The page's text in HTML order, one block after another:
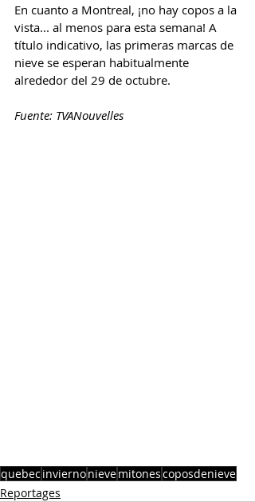
En cuanto a Montreal, ¡no hay copos a la
vista... al menos para esta semana! A
título indicativo, las primeras marcas de
nieve se esperan habitualmente
alrededor del 29 de octubre.
Fuente: TVANouvelles
quebec inviernonievemitonescoposdenieve
Reportages